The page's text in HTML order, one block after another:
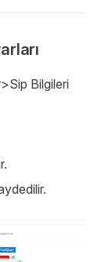
Bilgileri